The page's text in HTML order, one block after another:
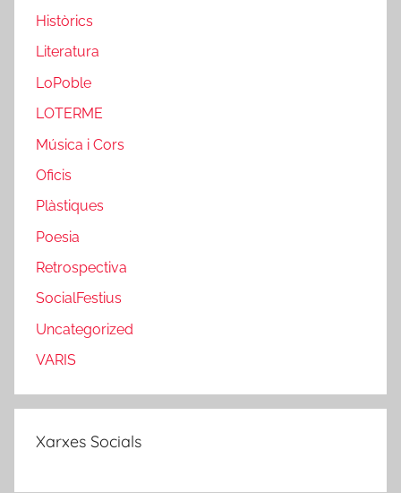
Històrics
Literatura
LoPoble
LOTERME
Música i Cors
Oficis
Plàstiques
Poesia
Retrospectiva
SocialFestius
Uncategorized
VARIS
Xarxes Socials